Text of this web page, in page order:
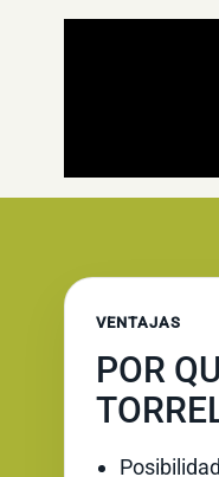
VENTAJAS
POR